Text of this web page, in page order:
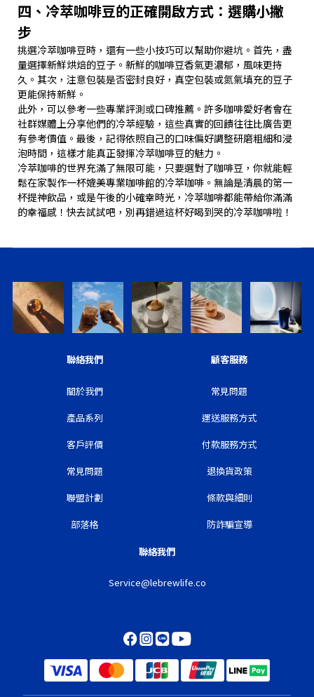
四、冷萃咖啡豆的正確開啟方式：選購小撇
步
挑選冷萃咖啡豆時，還有一些小技巧可以幫助你避坑。首先，盡
量選擇新鮮烘焙的豆子。新鮮的咖啡豆香氣更濃郁，風味更持
久。其次，注意包裝是否密封良好，真空包裝或氮氣填充的豆子
更能保持新鮮。
此外，可以參考一些專業評測或口碑推薦。許多咖啡愛好者會在
社群媒體上分享他們的冷萃經驗，這些真實的回饋往往比廣告更
有參考價值。最後，記得依照自己的口味偏好調整研磨粗細和浸
泡時間，這樣才能真正發揮冷萃咖啡豆的魅力。
冷萃咖啡的世界充滿了無限可能，只要選對了咖啡豆，你就能輕
鬆在家製作一杯媲美專業咖啡館的冷萃咖啡。無論是清晨的第一
杯提神飲品，或是午後的小確幸時光，冷萃咖啡都能帶給你滿滿
的幸福感！快去試試吧，別再錯過這杯好喝到哭的冷萃咖啡啦！
聯絡我們
關於我們
產品系列
客戶評價
常見問題
聯盟計劃
部落格
顧客服務
常見問題
運送服務方式
付款服務方式
退換貨政策
條款與細則
防詐騙宣導
聯絡我們
Service@lebrewlife.co